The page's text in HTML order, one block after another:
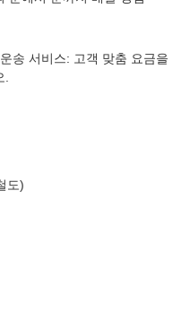
송 서비스: 고객 맞춤 요금을
도)